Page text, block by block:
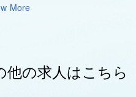
More
の求人はこちら